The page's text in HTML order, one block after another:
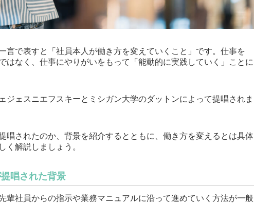
言で表すと「社員本人が働き方を変えていくこと」です。仕事を
はなく、仕事にやりがいをもって「能動的に実践していく」ことに
ジェスニエフスキーとミシガン大学のダットンによって提唱されま
唱されたのか、背景を紹介するとともに、働き方を変えるとは具体
く解説しましょう。
唱された背景
輩社員からの指示や業務マニュアルに沿って進めていく方法が一般